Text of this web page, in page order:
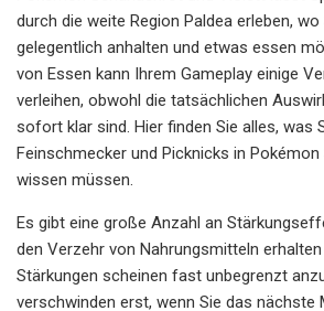
durch die weite Region Paldea erleben,
gelegentlich anhalten und etwas essen
von Essen kann Ihrem Gameplay einige
verleihen, obwohl die tatsächlichen
sofort klar sind. Hier finden Sie alles, was
Feinschmecker und Picknicks in
wissen müssen.
Es gibt eine große Anzahl an
den Verzehr von Nahrungsmitteln erhalten
Stärkungen scheinen fast unbegrenzt
verschwinden erst, wenn Sie das nächste